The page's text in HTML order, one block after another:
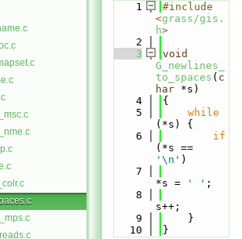
    1
#include
<grass/gis.
h>
    2
    3
void
G_newlines_
to_spaces ( c
har *s)
    4
{
    5
while
(*s) {
    6
if
'\n' )
    7
*s =
' ' ;
    8
s++;
    9
    }
   10
}